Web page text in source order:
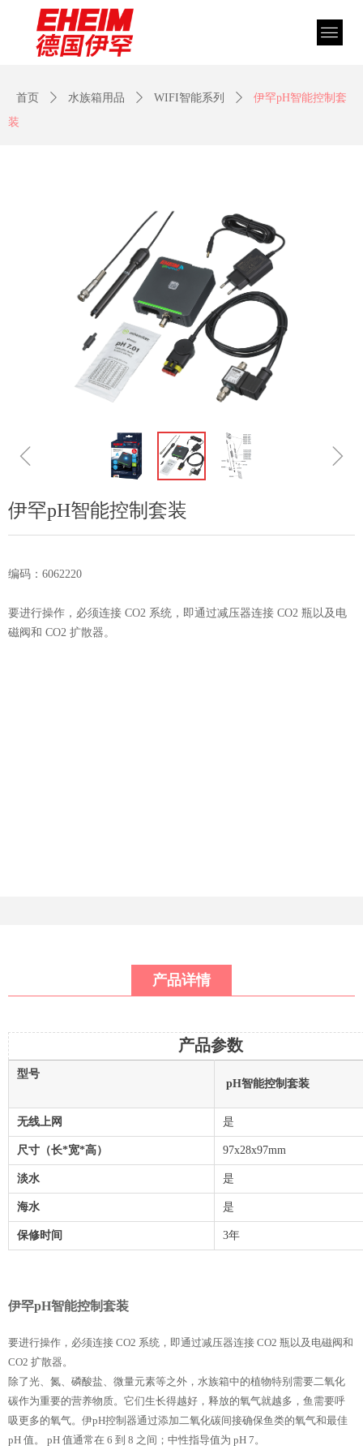
首页 ꄲ 水族箱用品 ꄲ WIFI智能系列 ꄲ
伊罕pH智能控制套
装
ꁆ ꁇ
伊罕pH智能控制套装
编码：6062220
要进行操作，必须连接 CO2 系统，即通过减压器连接 CO2 瓶以及电
磁阀和 CO2 扩散器。
产品详情
产品参数
型号
pH智能控制套装
无线上网 是
尺寸（长*宽*高） 97x28x97mm
淡水 是
海水 是
保修时间 3年
伊罕pH智能控制套装
要进行操作，必须连接 CO2 系统，即通过减压器连接 CO2 瓶以及电磁阀和
CO2 扩散器。
除了光、氮、磷酸盐、微量元素等之外，水族箱中的植物特别需要二氧化
碳作为重要的营养物质。它们生长得越好，释放的氧气就越多，鱼需要呼
吸更多的氧气。伊pH控制器通过添加二氧化碳间接确保鱼类的氧气和最佳
pH 值。 pH 值通常在 6 到 8 之间；中性指导值为 pH 7。